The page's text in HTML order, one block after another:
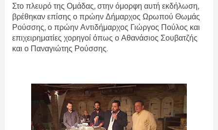
Στο πλευρό της Ομάδας, στην όμορφη αυτή εκδήλωση,
βρέθηκαν επίσης ο πρώην Δήμαρχος Ωρωπού Θωμάς
Ρούσσης, ο πρώην Αντιδήμαρχος Γιώργος Πούλος και
επιχειρηματίες χορηγοί όπως ο Αθανάσιος Σουβατζής
και ο Παναγιώτης Ρούσσης.